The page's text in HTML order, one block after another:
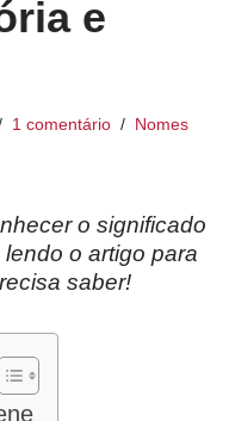
e
1 comentário Nomes
o significado
o artigo para
saber!